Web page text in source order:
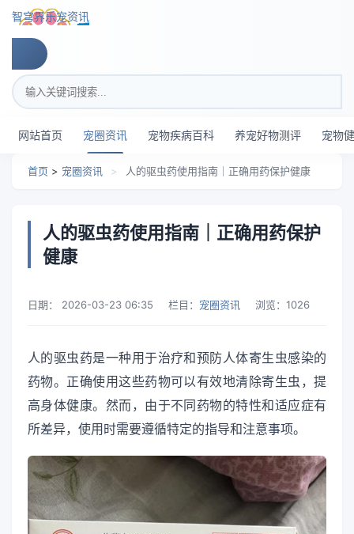
跳转到主要内容
智穹界乐宠资讯
搜索关键词
网站首页 宠圈资讯 宠物疾病百科 养宠好物测评 宠物
首页 > 宠圈资讯 > 人的驱虫药使用指南｜正确用药保护健康
人的驱虫药使用指南｜正确用药保护
健康
日期： 2026-03-23 06:35 栏目： 宠圈资讯 浏览： 1026
人的驱虫药是一种用于治疗和预防人体寄生虫感染的
药物。正确使用这些药物可以有效地清除寄生虫，提
高身体健康。然而，由于不同药物的特性和适应症有
所差异，使用时需要遵循特定的指导和注意事项。